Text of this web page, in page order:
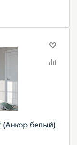
(Анкор белый)